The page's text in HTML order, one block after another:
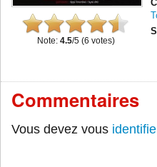
Note: 4.5/5 (6 votes)
Commentaires
Vous devez vous